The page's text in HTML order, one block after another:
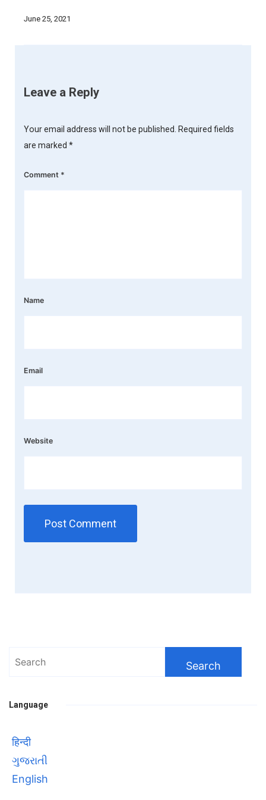
June 25, 2021
Leave a Reply
Your email address will not be published.
Required fields
are marked *
Comment *
Name
Email
Website
Search
Language
हिन्दी
ગુજરાતી
English